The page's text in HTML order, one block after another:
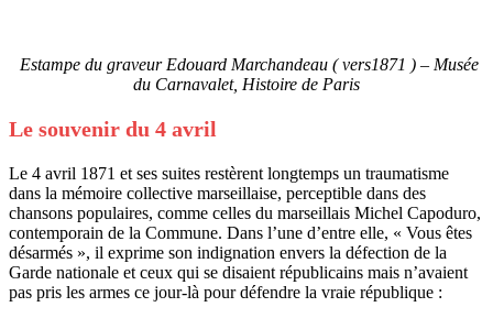
Estampe du graveur Edouard Marchandeau ( vers1871 ) – Musée
du Carnavalet, Histoire de Paris
Le souvenir du 4 avril
Le 4 avril 1871 et ses suites restèrent longtemps un traumatisme
dans la mémoire collective marseillaise, perceptible dans des
chansons populaires, comme celles du marseillais Michel Capoduro,
contemporain de la Commune. Dans l’une d’entre elle, « Vous êtes
désarmés », il exprime son indignation envers la défection de la
Garde nationale et ceux qui se disaient républicains mais n’avaient
pas pris les armes ce jour-là pour défendre la vraie république :